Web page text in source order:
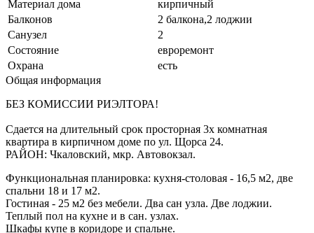
Материал дома
кирпичный
Балконов
2 балкона,2 лоджии
Санузел
2
Состояние
евроремонт
Охрана
есть
Общая информация
БЕЗ КОМИССИИ РИЭЛТОРА!
Сдается на длительный срок просторная 3х комнатная
квартира в кирпичном доме по ул. Щорса 24.
РАЙОН: Чкаловский, мкр. Автовокзал.
Функциональная планировка: кухня-столовая - 16,5 м2, две
спальни 18 и 17 м2.
Гостиная - 25 м2 без мебели. Два сан узла. Две лоджии.
Теплый пол на кухне и в сан. узлах.
Шкафы купе в коридоре и спальне.